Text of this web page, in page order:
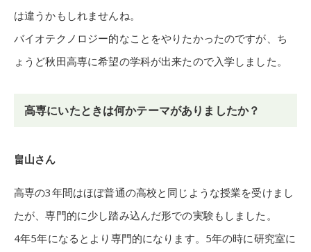
は違うかもしれませんね。
バイオテクノロジー的なことをやりたかったのですが、ち
ょうど秋田高専に希望の学科が出来たので入学しました。
高専にいたときは何かテーマがありましたか？
畠山さん
高専の3年間はほぼ普通の高校と同じような授業を受けまし
たが、専門的に少し踏み込んだ形での実験もしました。
4年5年になるとより専門的になります。5年の時に研究室に